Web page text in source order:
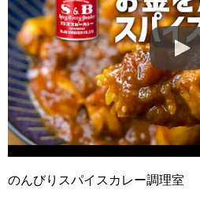
のんびりスパイスカレー調理室